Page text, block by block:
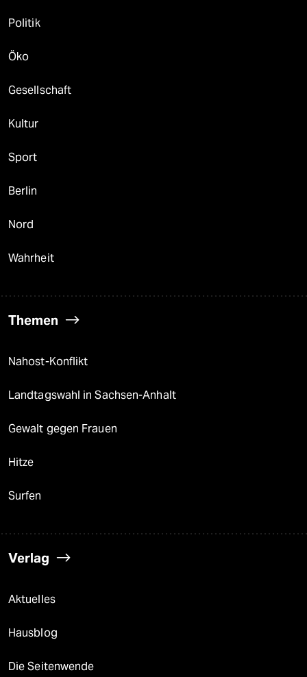
Politik
Öko
Gesellschaft
Kultur
Sport
Berlin
Nord
Wahrheit
Themen
Nahost-Konflikt
Landtagswahl in Sachsen-Anhalt
Gewalt gegen Frauen
Hitze
Surfen
Verlag
Aktuelles
Hausblog
Die Seitenwende